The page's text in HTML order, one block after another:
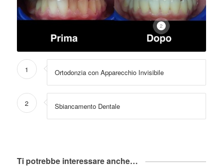
2
1 Ortodonzia con Apparecchio Invisibile
2 Sbiancamento Dentale
Ti potrebbe interessare anche…